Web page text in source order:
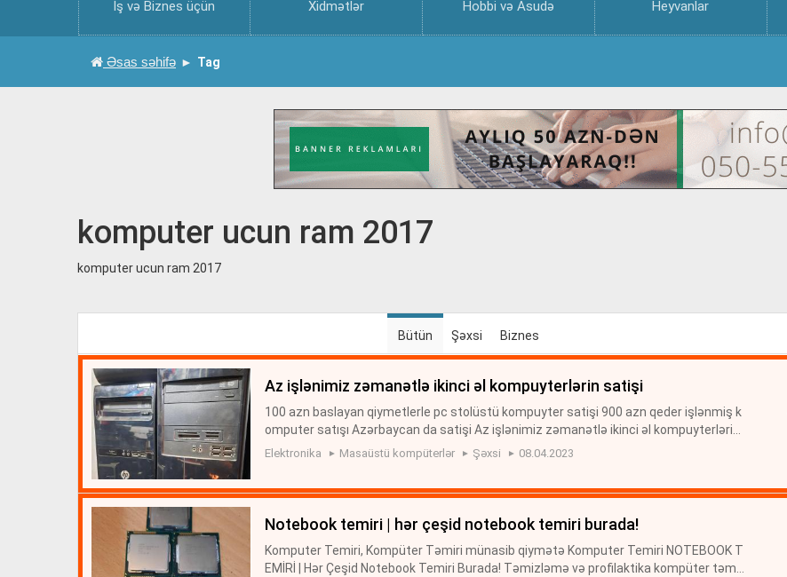
İş və Biznes üçün Xidmətlər Hobbi və Asudə Heyvanlar
Əsas səhifə Tag
komputer ucun ram 2017
komputer ucun ram 2017
Bütün Şəxsi Biznes
az işlənimiz zəmanətlə ikinci əl kompuyterlərin satişi
100 azn baslayan qiymetlerle pc stolüstü kompuyter satişi 900 azn qeder işlənmiş k
omputer satışı Azərbaycan da satişi Az işlənimiz zəmanətlə ikinci əl kompuyterlərin
satişi zəmanətlə ucuz qiymete kompuyter satişi Aalan.az pulsuz elanlar sayti işlən
Elektronika Masaüstü kompüterlər Şəxsi 08.04.2023
notebook temi̇ri̇ | hər çeşid notebook temiri burada!
Komputer Temiri, Kompüter Təmiri münasib qiymətə Komputer Temiri NOTEBOOK T
EMİRİ | Hər Çeşid Notebook Temiri Burada! Təmizləmə və profilaktika kompüter təmir